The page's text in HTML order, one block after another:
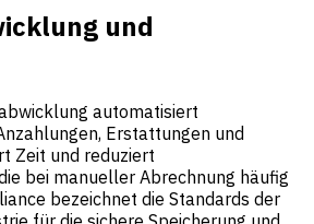
und
automatisiert
Erstattungen und
Zeit und reduziert
bei manueller Abrechnung häufig
bezeichnet die Standards der